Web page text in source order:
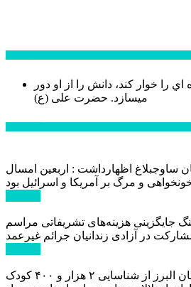
اي را خوار كند، دانش را از او دور
میسازد. حضرت علی (ع)
ساوجبلاغ اظهارداشت : اربعین امسال
جایگزینی هزینه‌های تشریفاتی مراسم
در آزادی زندانیان جرائم غیرعمد
مدیر کل بهزیستی استان البرز از شناسایی ۲ هزار و ۴۰۰ کودک